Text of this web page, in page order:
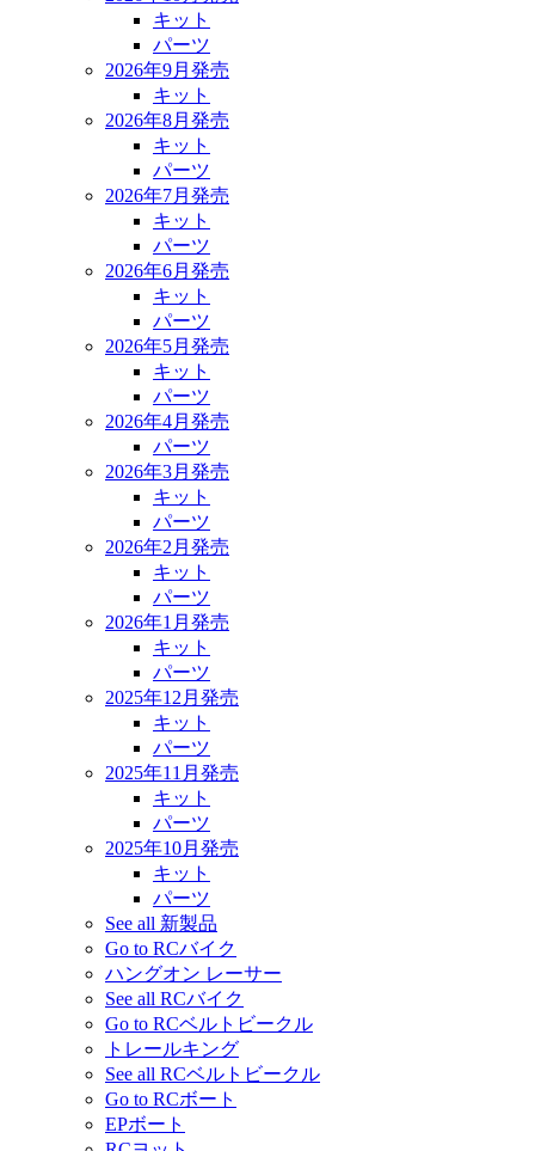
キット
パーツ
2026年9月発売
キット
2026年8月発売
キット
パーツ
2026年7月発売
キット
パーツ
2026年6月発売
キット
パーツ
2026年5月発売
キット
パーツ
2026年4月発売
パーツ
2026年3月発売
キット
パーツ
2026年2月発売
キット
パーツ
2026年1月発売
キット
パーツ
2025年12月発売
キット
パーツ
2025年11月発売
キット
パーツ
2025年10月発売
キット
パーツ
See all 新製品
Go to RCバイク
ハングオン レーサー
See all RCバイク
Go to RCベルトビークル
トレールキング
See all RCベルトビークル
Go to RCボート
EPボート